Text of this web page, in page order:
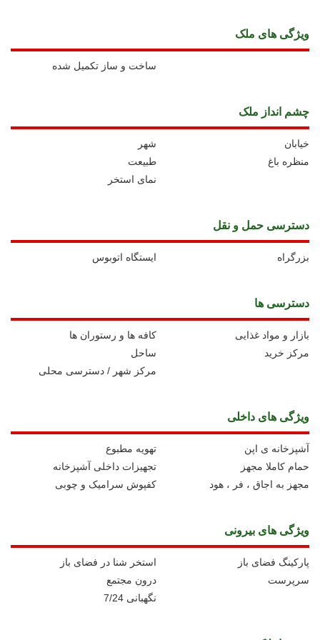
ويژگی های ملک
ساخت و ساز تکمیل شده
چشم انداز ملک
شهر
خیابان
طبیعت
منظره باغ
نمای استخر
دسترسی حمل و نقل
ايستگاه اتوبوس بزرگراه
دسترسی ها
کافه ها و رستوران ها
بازار و مواد غذایی
ساحل
مرکز خرید
مرکز شهر / دسترسی محلی
ویژگی های داخلی
تهویه مطبوع
آشپزخانه ی اپن
تجهیزات داخلی آشپزخانه
حمام کاملا مجهز
کفپوش سرامیک و چوبی
مجهز به اجاق ، فر ، هود
ویژگی های بیرونی
استخر شنا در فضای باز
پارکینگ فضای باز
درون مجتمع
سرپرست
نگهبانی 7/24